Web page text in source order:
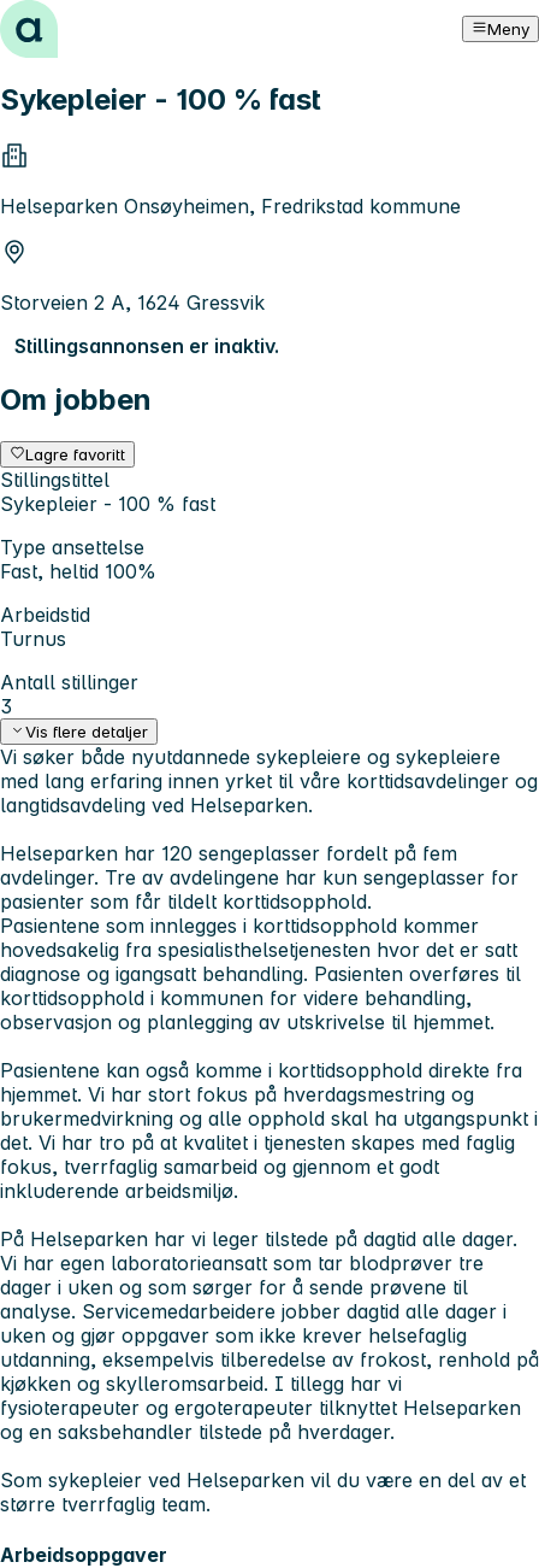
Hopp til innhold Meny
Sykepleier - 100 % fast
Helseparken Onsøyheimen, Fredrikstad kommune
Storveien 2 A, 1624 Gressvik
Stillingsannonsen er inaktiv.
Om jobben
Lagre favoritt
Stillingstittel
Sykepleier - 100 % fast
Type ansettelse
Fast, heltid 100%
Arbeidstid
Turnus
Antall stillinger
3
Vis flere detaljer
Vi søker både nyutdannede sykepleiere og sykepleiere
med lang erfaring innen yrket til våre korttidsavdelinger og
langtidsavdeling ved Helseparken.
Helseparken har 120 sengeplasser fordelt på fem
avdelinger. Tre av avdelingene har kun sengeplasser for
pasienter som får tildelt korttidsopphold.
Pasientene som innlegges i korttidsopphold kommer
hovedsakelig fra spesialisthelsetjenesten hvor det er satt
diagnose og igangsatt behandling. Pasienten overføres til
korttidsopphold i kommunen for videre behandling,
observasjon og planlegging av utskrivelse til hjemmet.
Pasientene kan også komme i korttidsopphold direkte fra
hjemmet. Vi har stort fokus på hverdagsmestring og
brukermedvirkning og alle opphold skal ha utgangspunkt i
det. Vi har tro på at kvalitet i tjenesten skapes med faglig
fokus, tverrfaglig samarbeid og gjennom et godt
inkluderende arbeidsmiljø.
På Helseparken har vi leger tilstede på dagtid alle dager.
Vi har egen laboratorieansatt som tar blodprøver tre
dager i uken og som sørger for å sende prøvene til
analyse. Servicemedarbeidere jobber dagtid alle dager i
uken og gjør oppgaver som ikke krever helsefaglig
utdanning, eksempelvis tilberedelse av frokost, renhold på
kjøkken og skylleromsarbeid. I tillegg har vi
fysioterapeuter og ergoterapeuter tilknyttet Helseparken
og en saksbehandler tilstede på hverdager.
Som sykepleier ved Helseparken vil du være en del av et
større tverrfaglig team.
Arbeidsoppgaver